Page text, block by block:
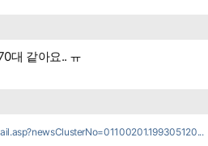
대 같아요.. ㅠ